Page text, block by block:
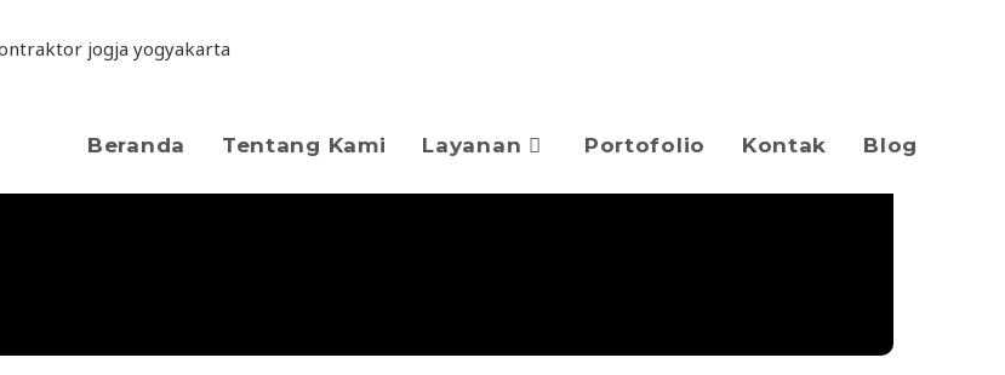
Beranda Tentang Kami Layanan Portofolio Kontak Blog
Furniture